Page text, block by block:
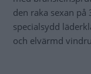
den raka sexan
specialsydd
och elvärmd